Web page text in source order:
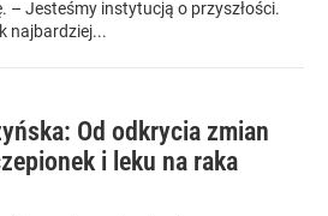
– Jesteśmy instytucją o przyszłości.
najbardziej...
Od odkrycia zmian
i leku na raka